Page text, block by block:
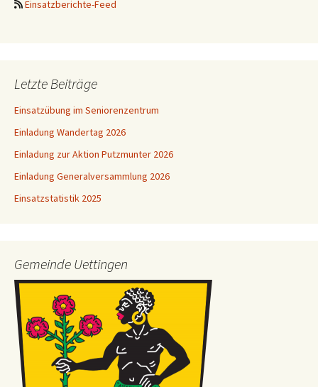
Einsatzberichte-Feed
Letzte Beiträge
Einsatzübung im Seniorenzentrum
Einladung Wandertag 2026
Einladung zur Aktion Putzmunter 2026
Einladung Generalversammlung 2026
Einsatzstatistik 2025
Gemeinde Uettingen